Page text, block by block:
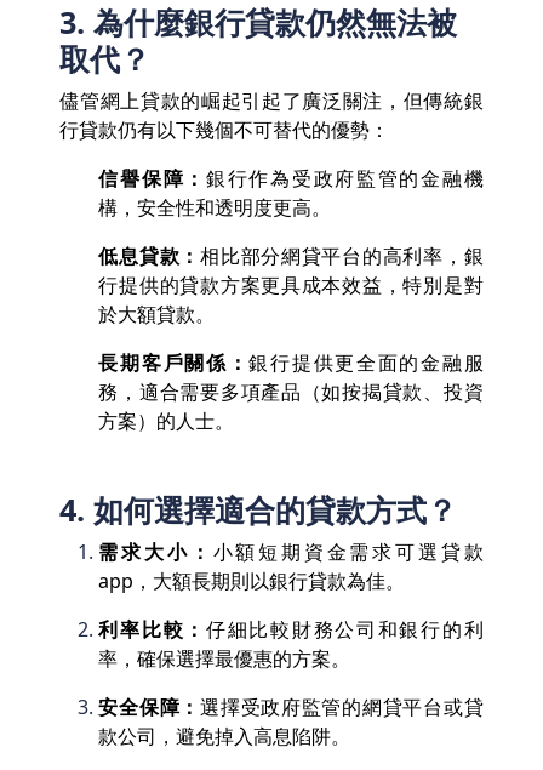
3. 為什麼銀行貸款仍然無法被
取代？
儘管網上貸款的崛起引起了廣泛關注，但傳統銀
行貸款仍有以下幾個不可替代的優勢：
信譽保障： 銀行作為受政府監管的金融機
構，安全性和透明度更高。
低息貸款：相比部分網貸平台的高利率，銀
行提供的貸款方案更具成本效益，特別是對
於大額貸款。
長期客戶關係：銀行提供更全面的金融服
務，適合需要多項產品（如按揭貸款、投資
方案）的人士。
4. 如何選擇適合的貸款方式？
需求大小： 小額短期資金需求可選貸款
app，大額長期則以銀行貸款為佳。
利率比較： 仔細比較財務公司和銀行的利
率，確保選擇最優惠的方案。
安全保障：選擇受政府監管的網貸平台或貸
款公司，避免掉入高息陷阱。